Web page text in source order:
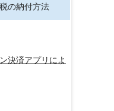
の納付方法
決済アプリによ